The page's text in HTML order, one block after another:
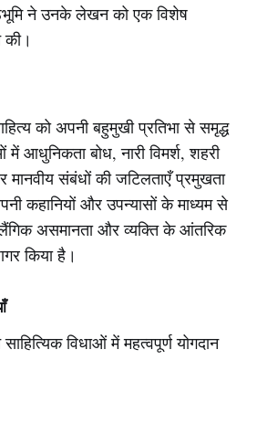
ने उनके लेखन को एक विशेष
की।
को अपनी बहुमुखी प्रतिभा से समृद्ध
आधुनिकता बोध, नारी विमर्श, शहरी
मानवीय संबंधों की जटिलताएँ प्रमुखता
कहानियों और उपन्यासों के माध्यम से
असमानता और व्यक्ति के आंतरिक
किया है।
विधाओं में महत्वपूर्ण योगदान